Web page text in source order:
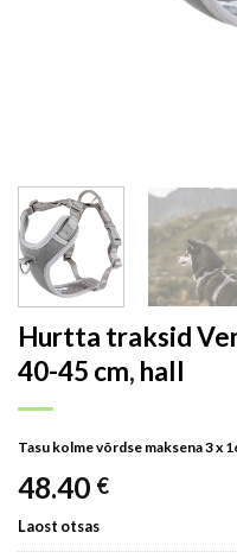
Hurtta traksid
40-45 cm, hall
Tasu kolme võrdse maksena 3 x
48.40 €
Laost otsas